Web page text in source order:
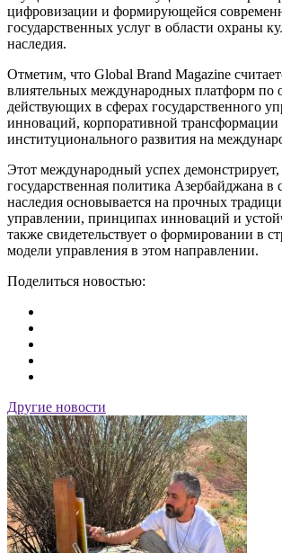
цифровизации и формирующейся
государственных услуг в области охраны
наследия.
Отметим, что Global Brand Magazine
влиятельных международных платформ по
действующих в сферах государственного
инноваций, корпоративной трансформации
институционального развития на
Этот международный успех демонстрирует,
государственная политика Азербайджана в
наследия основывается на прочных
управлении, принципах инноваций и
также свидетельствует о формировании в
модели управления в этом направлении.
Поделиться новостью:
Другие новости